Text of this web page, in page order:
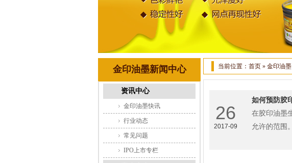
金印油墨新闻中心
资讯中心
金印油墨快讯
行业动态
常见问题
IPO上市专栏
当前位置： 首页 » 金印油
26
2017-09
如何预防胶
在胶印油墨
允许的范围。